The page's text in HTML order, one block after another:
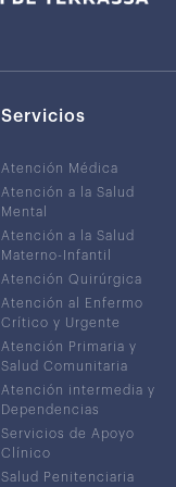
Servicios
Atención Médica
Atención a la Salud
Mental
Atención a la Salud
Materno-Infantil
Atención Quirúrgica
Atención al Enfermo
Crítico y Urgente
Atención Primaria y
Salud Comunitaria
Atención intermedia y
Dependencias
Servicios de Apoyo
Clínico
Salud Penitenciaria